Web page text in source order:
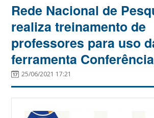
Rede Nacional de
realiza treinamento de
professores para uso
ferramenta
25/06/2021 17:21